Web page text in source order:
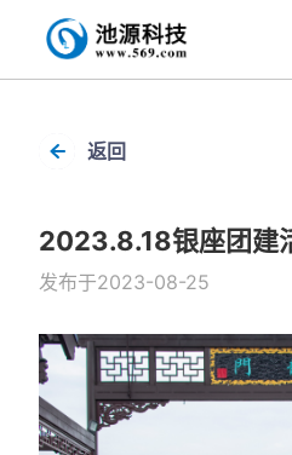
返回
2023.8.18银座团建
发布于2023-08-25